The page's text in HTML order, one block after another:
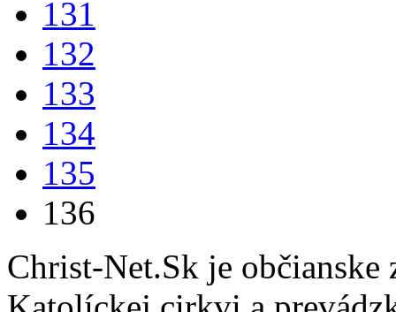
131
132
133
134
135
136
Christ-Net.Sk je